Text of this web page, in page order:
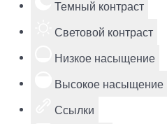
Темный контраст
Световой контраст
Низкое насыщение
Высокое насыщение
Ссылки